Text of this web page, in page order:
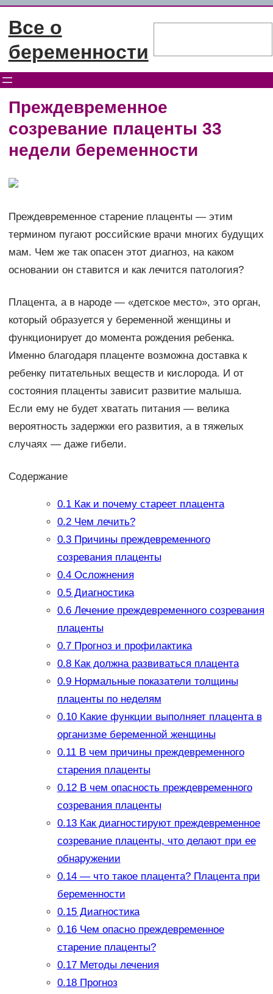
Перейти
содержимому
Все о
беременности
Преждевременное
созревание плаценты 33
недели беременности
Преждевременное старение плаценты — этим
термином пугают российские врачи многих будущих
мам. Чем же так опасен этот диагноз, на каком
основании он ставится и как лечится патология?
Плацента, а в народе — «детское место», это орган,
который образуется у беременной женщины и
функционирует до момента рождения ребенка.
Именно благодаря плаценте возможна доставка к
ребенку питательных веществ и кислорода. И от
состояния плаценты зависит развитие малыша.
Если ему не будет хватать питания — велика
вероятность задержки его развития, а в тяжелых
случаях — даже гибели.
Содержание
0.1Как и почему стареет плацента
0.2Чем лечить?
0.3Причины преждевременного
созревания плаценты
0.4Осложнения
0.5Диагностика
0.6Лечение преждевременного созревания
плаценты
0.7Прогноз и профилактика
0.8Как должна развиваться плацента
0.9Нормальные показатели толщины
плаценты по неделям
0.10Какие функции выполняет плацента в
организме беременной женщины
0.11В чем причины преждевременного
старения плаценты
0.12В чем опасность преждевременного
созревания плаценты
0.13Как диагностируют преждевременное
созревание плаценты, что делают при ее
обнаружении
0.14— что такое плацента? Плацента при
беременности
0.15Диагностика
0.16Чем опасно преждевременное
старение плаценты?
0.17Методы лечения
0.18Прогноз